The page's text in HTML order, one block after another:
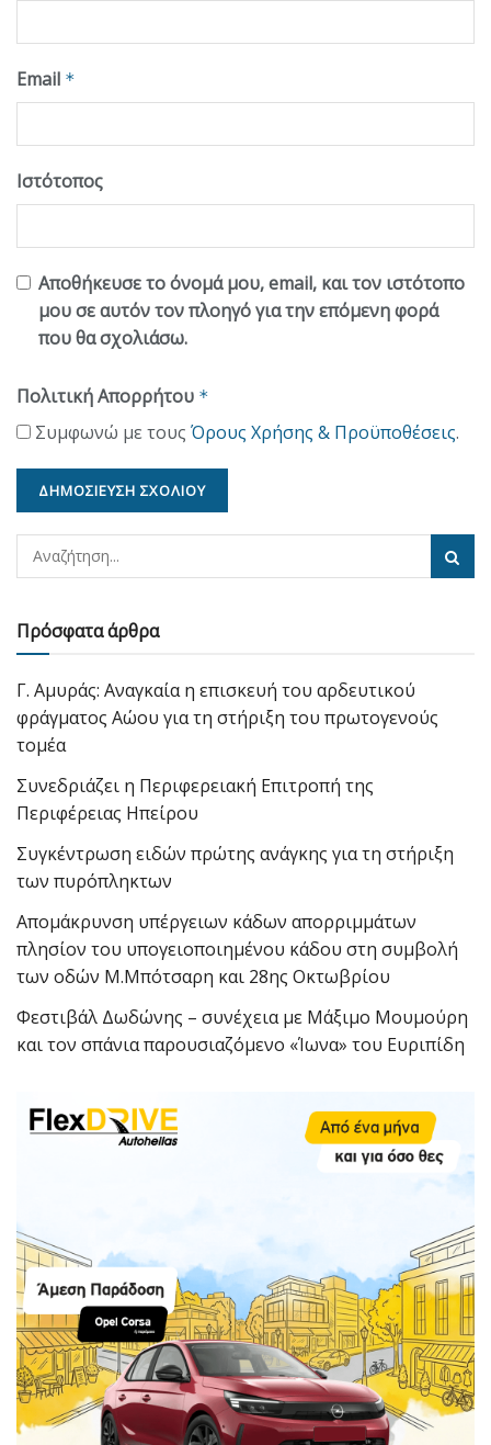
Email *
Ιστότοπος
Αποθήκευσε το όνομά μου, email, και τον ιστότοπο
μου σε αυτόν τον πλοηγό για την επόμενη φορά
που θα σχολιάσω.
Πολιτική Απορρήτου *
Συμφωνώ με τους Όρους Χρήσης & Προϋποθέσεις.
Πρόσφατα άρθρα
Γ. Αμυράς: Αναγκαία η επισκευή του αρδευτικού
φράγματος Αώου για τη στήριξη του πρωτογενούς
τομέα
Συνεδριάζει η Περιφερειακή Επιτροπή της
Περιφέρειας Ηπείρου
Συγκέντρωση ειδών πρώτης ανάγκης για τη στήριξη
των πυρόπληκτων
Απομάκρυνση υπέργειων κάδων απορριμμάτων
πλησίον του υπογειοποιημένου κάδου στη συμβολή
των οδών Μ.Μπότσαρη και 28ης Οκτωβρίου
Φεστιβάλ Δωδώνης – συνέχεια με Μάξιμο Μουμούρη
και τον σπάνια παρουσιαζόμενο «Ίωνα» του Ευριπίδη